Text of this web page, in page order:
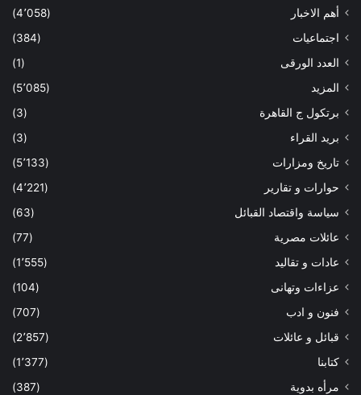
أهم الاخبار
(4٬058)
اجتماعيات
(384)
العدد الورقى
(1)
المزيد
(5٬085)
برتكول ج القاهرة
(3)
بريد القراء
(3)
تاريخ ومزارات
(5٬133)
حوارات و تقارير
(4٬221)
سياسة واقتصاد القبائل
(63)
عائلات مصرية
(77)
عادات و تقاليد
(1٬555)
عزاءات وتهانى
(104)
فنون و ادب
(707)
قبائل و عائلات
(2٬857)
كتابنا
(1٬377)
مرأه بدوية
(387)